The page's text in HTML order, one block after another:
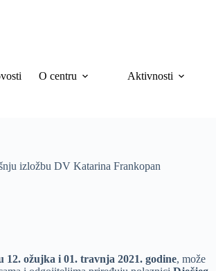
O centru Aktivnosti
izložbu DV Katarina Frankopan
12. ožujka i 01. travnja 2021. godine, može